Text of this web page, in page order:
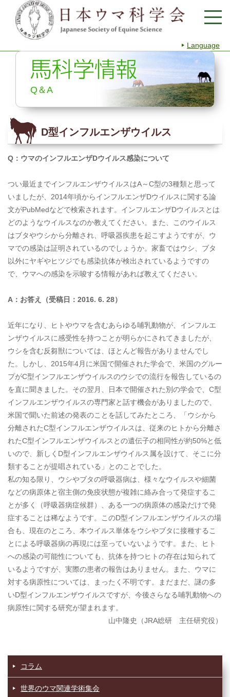
Language
Q＆A
D型インフルエンザウイルス
Q ：ウマのインフルエンザDウイルス感染について
つい最近までインフルエンザウイルスはA～C型の3種類と思って
いましたが、2014年頃からインフルエンザDウイルスに関する論
文がPubMedなどで検索されます。インフルエンザDウイルスとは
どのようなウイルスなのか教えてください。また、このウイルス
はブタやウシから分離され、呼吸器疾患を起こすようですが、ウ
マでの感染は証明されているのでしょうか。家畜ではウシ、ブタ
以外にヤギやヒツジでも感染抗体が検出されているようですの
で、ウマへの感染を示唆する情報があれば教えてください。
A ：お答え（受稿日： 2016. 6. 28）
近年になり、ヒトやウマを含むあらゆる哺乳動物が、インフルエ
ンザウイルスに感受性を持つことが明らかにされてきましたが、
ウシを含む反芻獣については、ほとんど報告がありませんでし
た。しかし、2015年4月に米国で開催された学会で、米国のグルー
プがC型インフルエンザウイルスのウシでの流行を報告しているの
を直に聞きました。その翌月、日本で開催された別の学会で、C型
インフルエンザウイルスの専門家と話す機会がありましたので、
米国で聞いた前述の発表のことを話してみたところ、「ウシから
分離されたC型インフルエンザウイルスは、従来のヒトから分離さ
れたC型インフルエンザウイルスとの遺伝子の相同性が約50%と低
いので、新しくD型インフルエンザウイルス属を設けて、そこに分
類することが提唱されている」とのことでした。
私の知る限り、ウシやブタの呼吸器病は、様々なウイルスや細菌
などの病原体と宿主側の免疫状態が複雑に絡み合って発症するこ
とが多く（呼吸器病症候群）、ある一つの病原体の感染だけで発
症することは稀なようです。このD型インフルエンザウイルスの場
合も、現在のところ、本ウイルス単体をウシやブタに接種するこ
とによる呼吸器病の再現には至っていないようです。また、ヒト
への感染の可能性についても、抗体を持つヒトの存在は知られて
いるようですが、実際の患者の報告はありません。また、ウマに
対する病原性については、まったく不明です。まだまだ、謎の多
いD型インフルエンザウイルスですが、今後さらなる哺乳動物への
病原性に関する研究が望まれます。
山中隆史（JRA総研 主任研究役）
コラム
世界のウマ関連学術集会